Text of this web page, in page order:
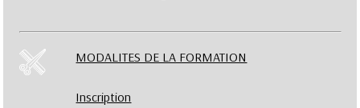
MODALITES DE LA FORMATION
Inscription